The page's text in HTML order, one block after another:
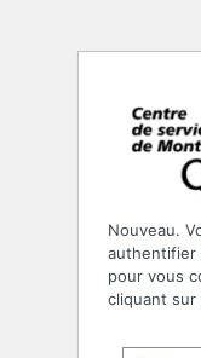
Nouveau.
authentifier
pour vous
cliquant